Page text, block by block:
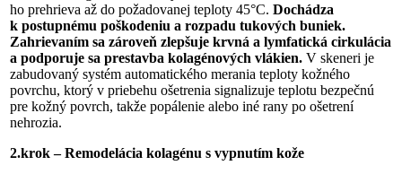
ho prehrieva až do požadovanej teploty 45°C. Dochádza
k postupnému poškodeniu a rozpadu tukových buniek.
Zahrievaním sa zároveň zlepšuje krvná a lymfatická cirkulácia
a podporuje sa prestavba kolagénových vlákien. V skeneri je
zabudovaný systém automatického merania teploty kožného
povrchu, ktorý v priebehu ošetrenia signalizuje teplotu bezpečnú
pre kožný povrch, takže popálenie alebo iné rany po ošetrení
nehrozia.
2.krok – Remodelácia kolagénu s vypnutím kože